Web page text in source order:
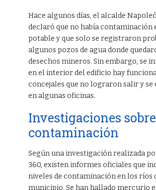
Hace algunos días, el alcalde
declaró que no había contaminación
potable y que solo se registraron
algunos pozos de agua donde
desechos mineros. Sin embargo, se
en el interior del edificio hay
concejales que no lograron salir y
en algunas oficinas.
Investigaciones
contaminación
Según una investigación realizada
360, existen informes oficiales que
niveles de contaminación en los ríos
municipio. Se han hallado mercurio